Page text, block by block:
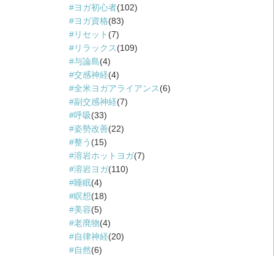
ヨガ初心者(102)
ヨガ資格(83)
リセット (7)
リラックス(109)
与論島(4)
交感神経(4)
全米ヨガアライアンス(6)
副交感神経(7)
呼吸(33)
姿勢改善(22)
整う (15)
溶岩ホットヨガ(7)
溶岩ヨガ(110)
睡眠(4)
瞑想(18)
美容(5)
老廃物(4)
自律神経(20)
自然(6)